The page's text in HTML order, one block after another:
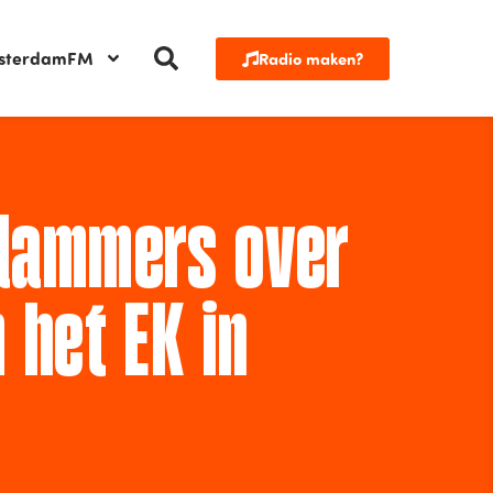
Radio maken?
over
EK in